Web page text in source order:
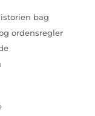
bag
ordensregler